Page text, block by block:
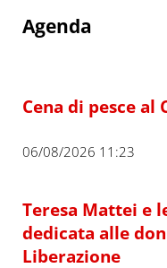
Agenda
Cena di pesce al
06/08/2026 11:23
Teresa Mattei e
dedicata alle
Liberazione